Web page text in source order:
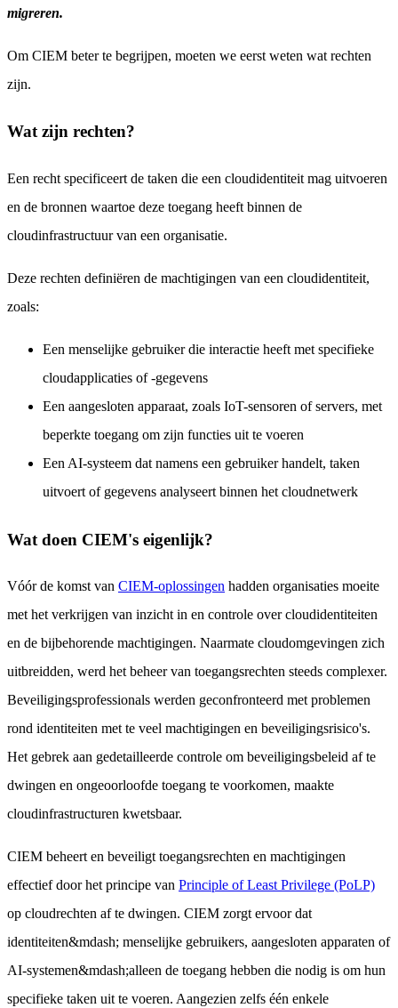
migreren.
Om CIEM beter te begrijpen, moeten we eerst weten wat rechten
zijn.
Wat zijn rechten?
Een recht specificeert de taken die een cloudidentiteit mag uitvoeren
en de bronnen waartoe deze toegang heeft binnen de
cloudinfrastructuur van een organisatie.
Deze rechten definiëren de machtigingen van een cloudidentiteit,
zoals:
Een menselijke gebruiker die interactie heeft met specifieke
cloudapplicaties of -gegevens
Een aangesloten apparaat, zoals IoT-sensoren of servers, met
beperkte toegang om zijn functies uit te voeren
Een AI-systeem dat namens een gebruiker handelt, taken
uitvoert of gegevens analyseert binnen het cloudnetwerk
Wat doen CIEM's eigenlijk?
Vóór de komst van CIEM-oplossingen hadden organisaties moeite
met het verkrijgen van inzicht in en controle over cloudidentiteiten
en de bijbehorende machtigingen. Naarmate cloudomgevingen zich
uitbreidden, werd het beheer van toegangsrechten steeds complexer.
Beveiligingsprofessionals werden geconfronteerd met problemen
rond identiteiten met te veel machtigingen en beveiligingsrisico's.
Het gebrek aan gedetailleerde controle om beveiligingsbeleid af te
dwingen en ongeoorloofde toegang te voorkomen, maakte
cloudinfrastructuren kwetsbaar.
CIEM beheert en beveiligt toegangsrechten en machtigingen
effectief door het principe van Principle of Least Privilege (PoLP)
op cloudrechten af te dwingen. CIEM zorgt ervoor dat
identiteiten&mdash; menselijke gebruikers, aangesloten apparaten of
AI-systemen&mdash;alleen de toegang hebben die nodig is om hun
specifieke taken uit te voeren. Aangezien zelfs één enkele